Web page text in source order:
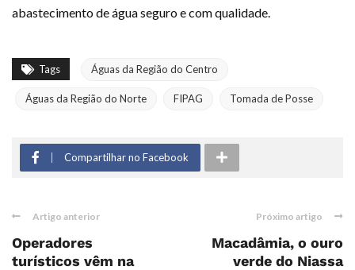
abastecimento de água seguro e com qualidade.
Tags Águas da Região do Centro
Águas da Região do Norte FIPAG Tomada de Posse
Compartilhar no Facebook
Artigo anterior
Operadores
turísticos vêm na
Próximo artigo
Macadâmia, o ouro
verde do Niassa